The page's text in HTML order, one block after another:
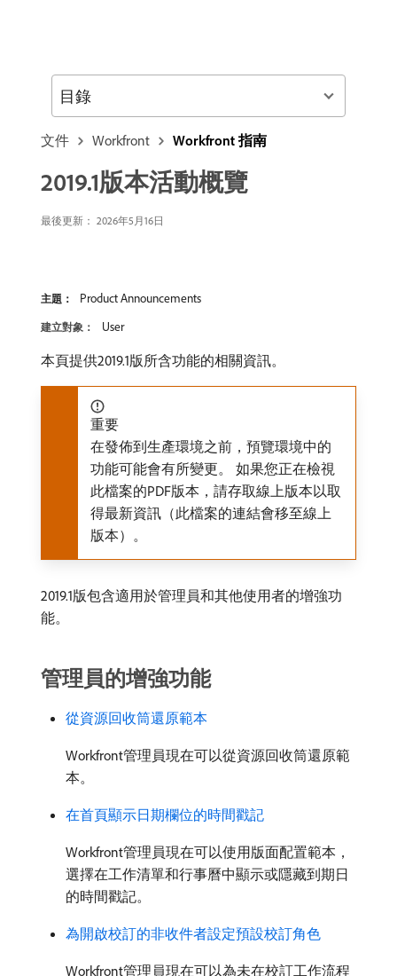
文件 Workfront Workfront 指南
2019.1版本活動概覽
最後更新： 2026年5月16日
主題： Product Announcements
建立對象： User
本頁提供2019.1版所含功能的相關資訊。
重要
在發佈到生產環境之前，預覽環境中的
功能可能會有所變更。 如果您正在檢視
此檔案的PDF版本，請存取線上版本以取
得最新資訊（此檔案的連結會移至線上
版本）。
2019.1版包含適用於管理員和其他使用者的增強功
能。
管理員的增強功能
從資源回收筒還原範本
Workfront管理員現在可以從資源回收筒還原範
本。
在首頁顯示日期欄位的時間戳記
Workfront管理員現在可以使用版面配置範本，
選擇在工作清單和行事曆中顯示或隱藏到期日
的時間戳記。
為開啟校訂的非收件者設定預設校訂角色
Workfront管理員現在可以為未在校訂工作流程
目錄